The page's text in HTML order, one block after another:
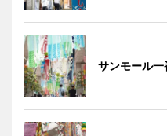
サンモール一